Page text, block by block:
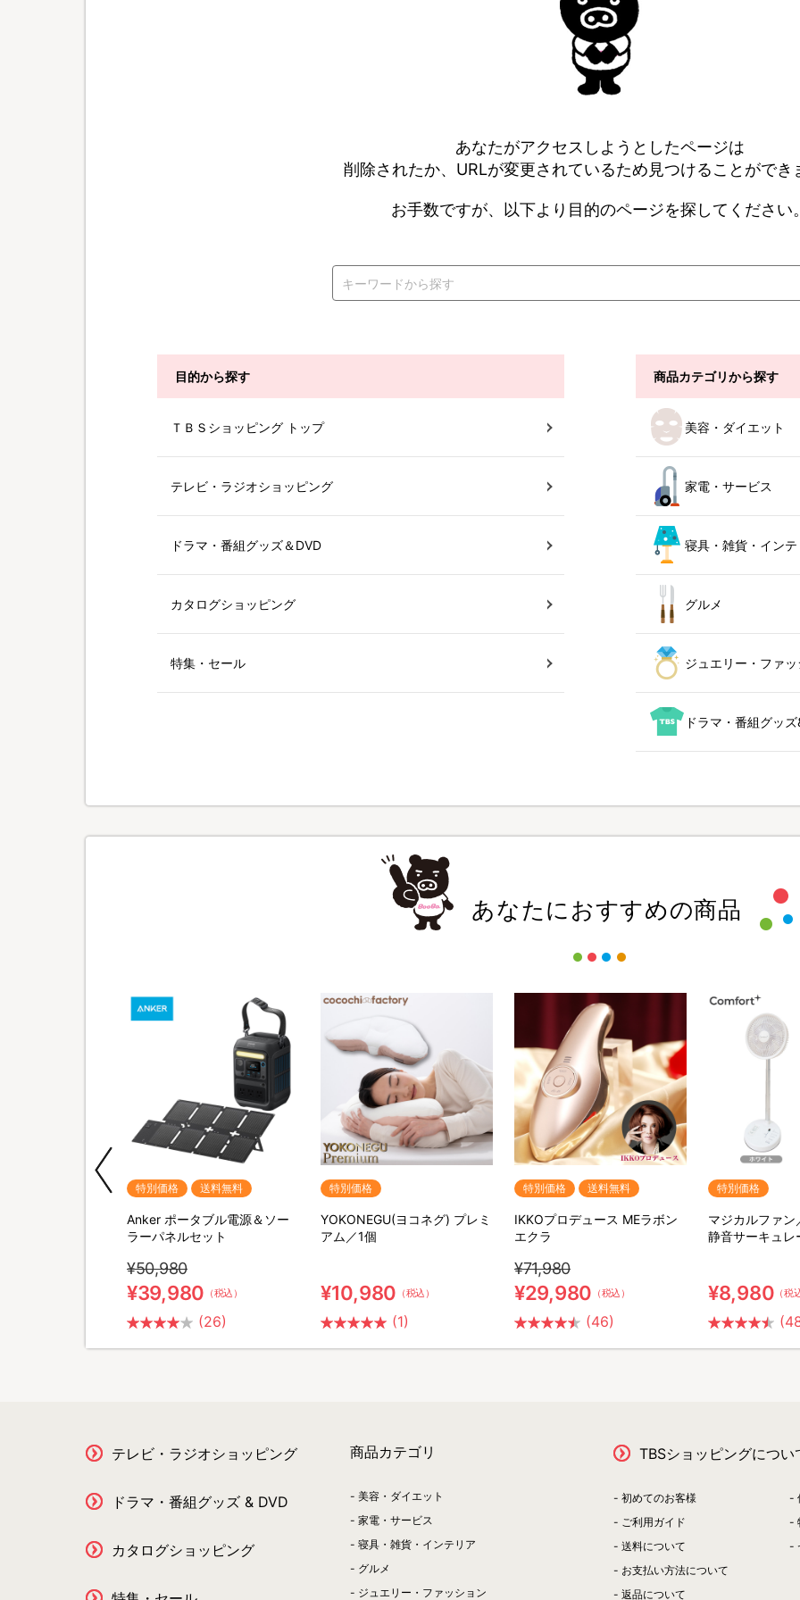
あなたがアクセスしようとしたページは
削除されたか、URLが変更されているため見つけることができ
お手数ですが、以下より目的のページを探してください
目的から探す
ＴＢＳショッピング トップ
テレビ・ラジオショッピング
ドラマ・番組グッズ＆DVD
カタログショッピング
特集・セール
商品カテゴリから探す
美容・ダイエット
家電・サービス
寝具・雑貨・イン
グルメ
ジュエリー・ファ
ドラマ・番組グッ
あなたにおすすめの商品
特別価格 送料無料
Anker ポータブル電源＆ソー
ラーパネルセット
¥50,980
¥39,980 （税込）
(26)
特別価格
YOKONEGU(ヨコネグ) プレミ
アム／1個
¥10,980 （税込）
(1)
特別価格 送料無料
IKKOプロデュース MEラボン
エクラ
¥71,980
¥29,980 （税込）
(46)
特別価格
マジカルファン
静音サーキュレ
¥8,980 （税
テレビ・ラジオショッピング
ドラマ・番組グッズ & DVD
カタログショッピング
商品カテゴリ
美容・ダイエット
家電・サービス
寝具・雑貨・インテリア
グルメ
ジュエリー・ファッション
TBSショッピングについ
初めてのお客様
ご利用ガイド
送料について
お支払い方法について
返品について